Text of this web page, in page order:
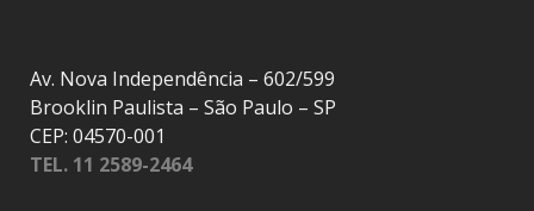
Av. Nova Independência – 602/599
Brooklin Paulista – São Paulo – SP
CEP: 04570-001
TEL. 11 2589-2464